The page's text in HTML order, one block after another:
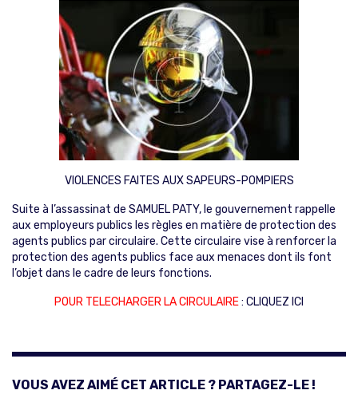
VIOLENCES FAITES AUX SAPEURS-POMPIERS
Suite à l’assassinat de SAMUEL PATY, le gouvernement rappelle
aux employeurs publics les règles en matière de protection des
agents publics par circulaire. Cette circulaire vise à renforcer la
protection des agents publics face aux menaces dont ils font
l’objet dans le cadre de leurs fonctions.
POUR TELECHARGER LA CIRCULAIRE: CLIQUEZ ICI
VOUS AVEZ AIMÉ CET ARTICLE ? PARTAGEZ-LE !